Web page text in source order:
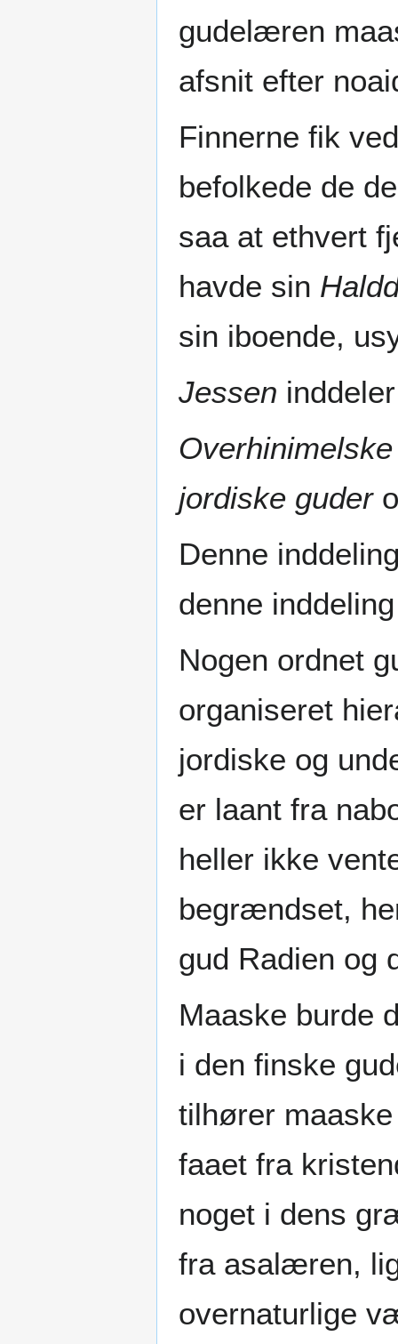
gudelæren
afsnit efter
Finnerne fik
befolkede de
saa at ethvert
havde sin
sin iboende,
Jessen
jordiske guder
Denne
denne
Nogen ordnet
organiseret
jordiske og
er laant fra
heller ikke
begrændset,
gud Radien og
Maaske burde
i den finske
tilhører
faaet fra
noget i dens
fra asalæren,
overnaturlige